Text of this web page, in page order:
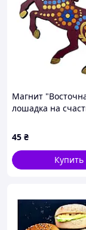
Магнит
лошадка на
роспись.
45 ₴
Купить